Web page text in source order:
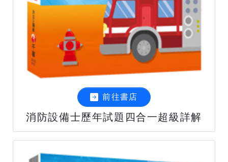
前往書店
消防設備士歷年試題四合一超級詳解